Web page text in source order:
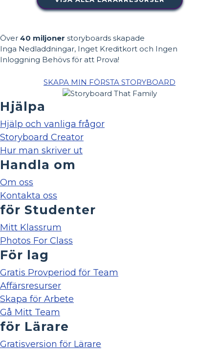
Över 40 miljoner storyboards skapade
Inga Nedladdningar, Inget Kreditkort och Ingen
Inloggning Behövs för att Prova!
SKAPA MIN FÖRSTA STORYBOARD
Hjälpa
Hjälp och vanliga frågor
Storyboard Creator
Hur man skriver ut
Handla om
Om oss
Kontakta oss
för Studenter
Mitt Klassrum
Photos For Class
För lag
Gratis Provperiod för Team
Affärsresurser
Skapa för Arbete
Gå Mitt Team
för Lärare
Gratisversion för Lärare